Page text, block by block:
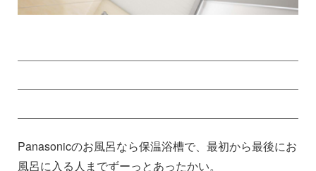
Panasonicのお風呂なら保温浴槽で、最初から最後にお
風呂に入る人までずーっとあったかい。